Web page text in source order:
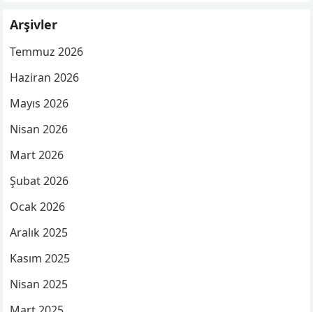
Arşivler
Temmuz 2026
Haziran 2026
Mayıs 2026
Nisan 2026
Mart 2026
Şubat 2026
Ocak 2026
Aralık 2025
Kasım 2025
Nisan 2025